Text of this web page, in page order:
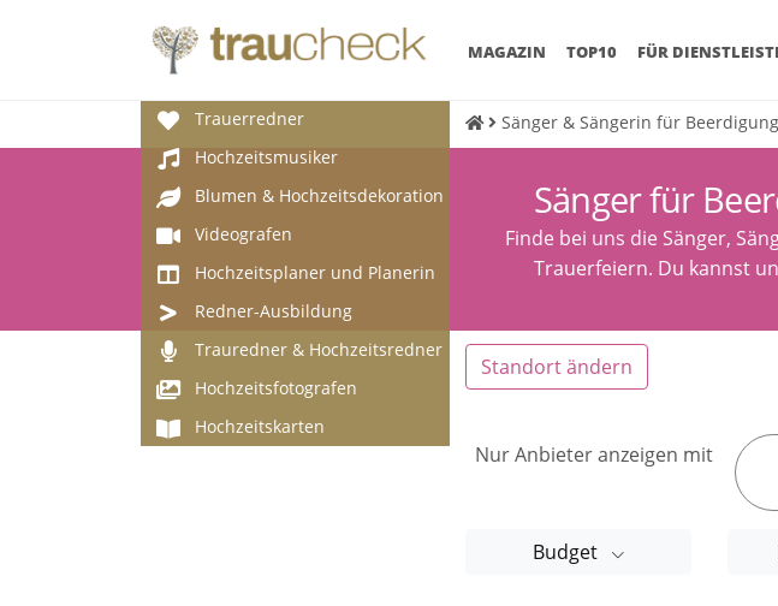
MAGAZIN (CURRENT)
TOP10 FÜR
Trauerredner
Hochzeitsmusiker
Blumen & Hochzeitsdekoration
Videografen
Hochzeitsplaner und Planerin
Redner-Ausbildung
Trauredner & Hochzeitsredner
Hochzeitsfotografen
Hochzeitskarten
Sänger & Sängerin für
Sänger für
Finde bei uns die Sänger,
Trauerfeiern. Du kannst
Standort ändern
Nur Anbieter anzeigen mit
Budget